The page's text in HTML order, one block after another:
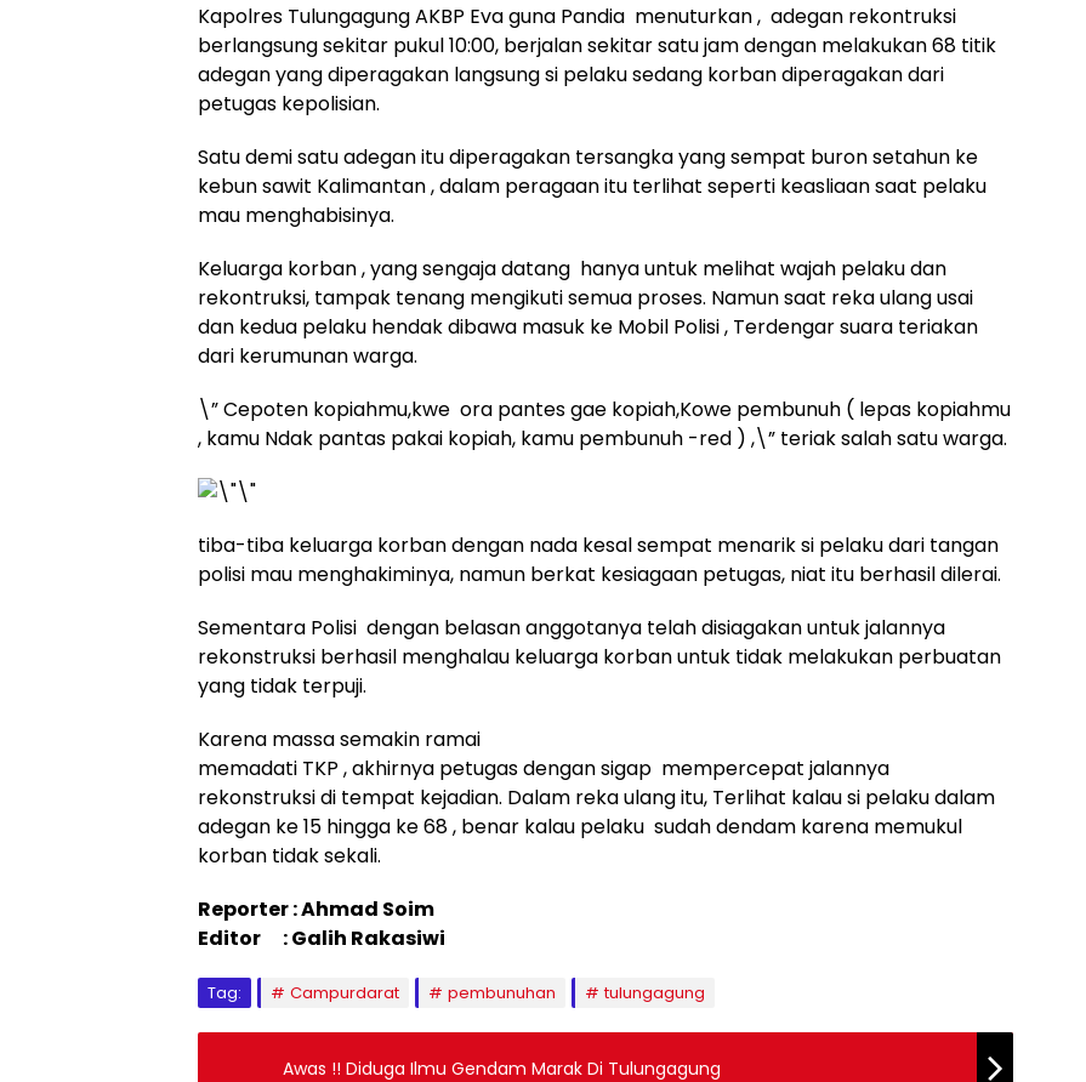
Kapolres Tulungagung AKBP Eva guna Pandia menuturkan , adegan rekontruksi
berlangsung sekitar pukul 10:00, berjalan sekitar satu jam dengan melakukan 68 titik
adegan yang diperagakan langsung si pelaku sedang korban diperagakan dari
petugas kepolisian.
Satu demi satu adegan itu diperagakan tersangka yang sempat buron setahun ke
kebun sawit Kalimantan , dalam peragaan itu terlihat seperti keasliaan saat pelaku
mau menghabisinya.
Keluarga korban , yang sengaja datang hanya untuk melihat wajah pelaku dan
rekontruksi, tampak tenang mengikuti semua proses. Namun saat reka ulang usai
dan kedua pelaku hendak dibawa masuk ke Mobil Polisi , Terdengar suara teriakan
dari kerumunan warga.
\” Cepoten kopiahmu,kwe ora pantes gae kopiah,Kowe pembunuh ( lepas kopiahmu
, kamu Ndak pantas pakai kopiah, kamu pembunuh -red ) ,\” teriak salah satu warga.
tiba-tiba keluarga korban dengan nada kesal sempat menarik si pelaku dari tangan
polisi mau menghakiminya, namun berkat kesiagaan petugas, niat itu berhasil dilerai.
Sementara Polisi dengan belasan anggotanya telah disiagakan untuk jalannya
rekonstruksi berhasil menghalau keluarga korban untuk tidak melakukan perbuatan
yang tidak terpuji.
Karena massa semakin ramai
memadati TKP , akhirnya petugas dengan sigap mempercepat jalannya
rekonstruksi di tempat kejadian. Dalam reka ulang itu, Terlihat kalau si pelaku dalam
adegan ke 15 hingga ke 68 , benar kalau pelaku sudah dendam karena memukul
korban tidak sekali.
Reporter : Ahmad Soim
Editor : Galih Rakasiwi
Tag: Campurdarat pembunuhan tulungagung
Awas !! Diduga Ilmu Gendam Marak Di Tulungagung